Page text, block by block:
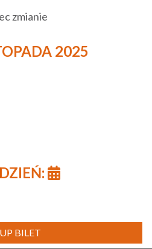
zmianie
2025
BILET